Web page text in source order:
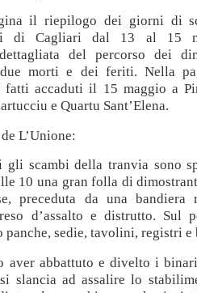
il riepilogo dei giorni di
di Cagliari dal 13 al 15
del percorso dei
morti e dei feriti. Nella
fatti accaduti il 15 maggio a
e Quartu Sant’Elena.
L’Unione:
gli scambi della tranvia sono
10 una gran folla di
preceduta da una bandiera
d’assalto e distrutto. Sul
panche, sedie, tavolini, registri
aver abbattuto e divelto i
slancia ad assalire lo